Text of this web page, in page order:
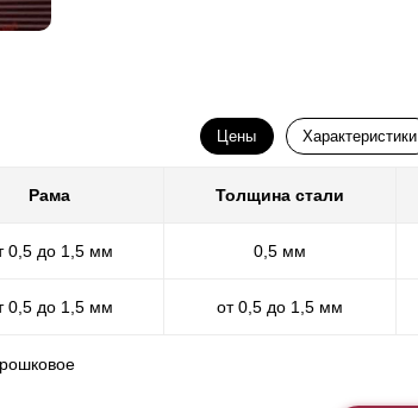
Цены Характеристики
Рама Толщина стали
0,5 до 1,5 мм 0,5 мм
0,5 до 1,5 мм от 0,5 до 1,5 мм